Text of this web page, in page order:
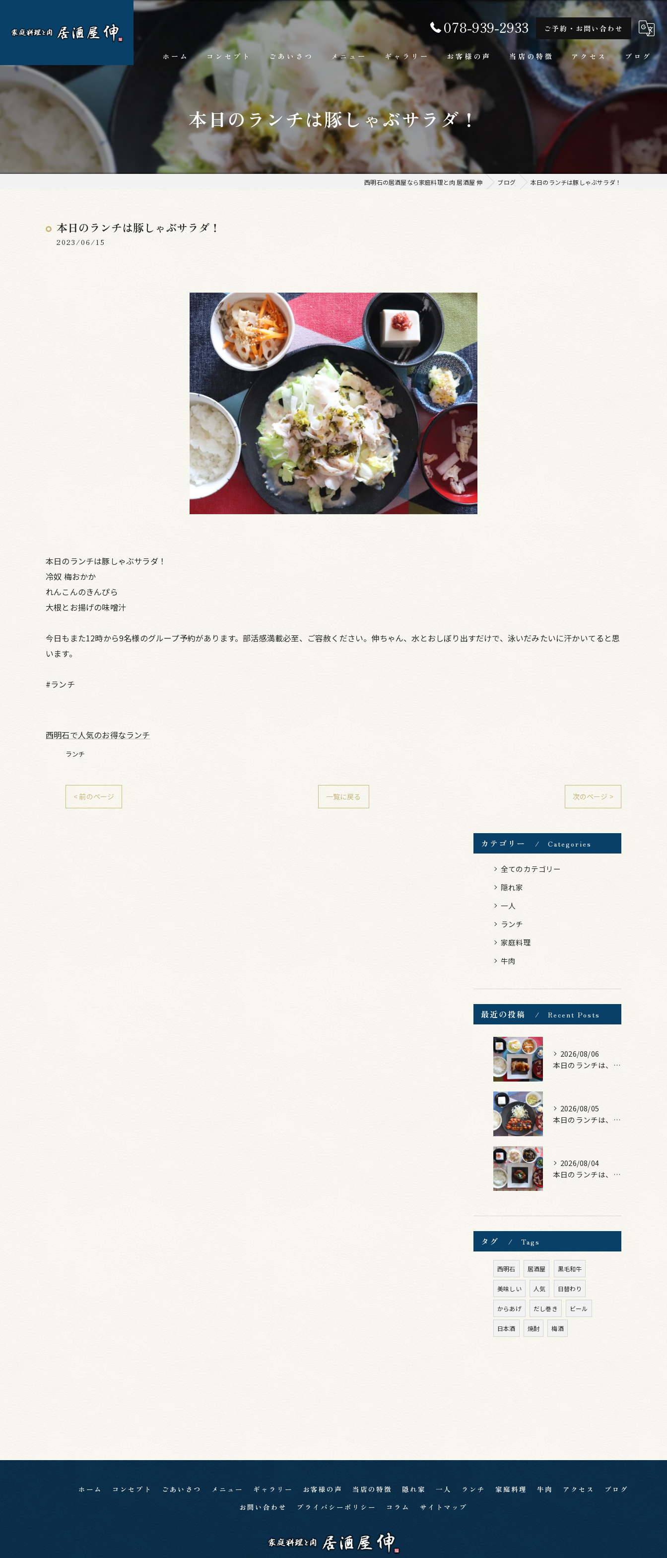
078-939-2933 ご予約・お問い合わせ
ホーム コンセプト ごあいさつ メニュー
ランチ
お料理
お飲み物
ギャラリー お客様の声 当店の特徴
隠れ家
アクセス ブログ
本日のランチは豚しゃぶサラダ！
西明石の居酒屋なら家庭料理と肉 居酒屋 伸 ブログ 本日のランチは豚しゃぶサラダ！
本日のランチは豚しゃぶサラダ！
2023/06/15
本日のランチは豚しゃぶサラダ！
冷奴 梅おかか
れんこんのきんぴら
大根とお揚げの味噌汁
今日もまた12時から9名様のグループ予約があります。部活感満載必至、ご容赦ください。伸ちゃん、水とおしぼり出すだけで、泳いだみたいに汗かいてると思
います。
#ランチ
西明石で人気のお得なランチ
ランチ
< 前のページ 一覧に戻る 次のページ >
カテゴリー Categories
全てのカテゴリー
隠れ家
一人
ランチ
家庭料理
牛肉
最近の投稿 Recent Posts
2026/08/06
本日のランチは、照焼きチキン！
2026/08/05
本日のランチは、ロース豚カツ梅はさみ！
2026/08/04
本日のランチは、煮込みハンバーグ！
タグ Tags
西明石 居酒屋 黒毛和牛
美味しい 人気 日替わり
からあげ だし巻き ビール
日本酒 焼酎 梅酒
ホーム コンセプト ごあいさつ メニュー ギャラリー お客様の声 当店の特徴 隠れ家 一人 ランチ 家庭料理 牛肉 アクセス
ブログ
お問い合わせ
プライバシーポリシー コラム サイトマップ